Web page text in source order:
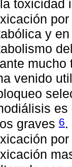
toxicidad
y
venido
es
graves 6.
por